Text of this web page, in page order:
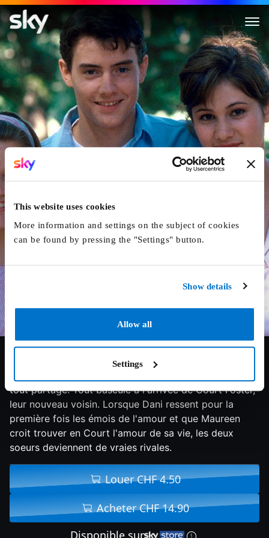
This website uses cookies
More information and settings on the subject of cookies
can be found by pressing the "Settings" button.
Show details
Allow all
Settings
Un Été En Louisiane
7.4/10 1991 96 min Drame
tout partagé. Tout bascule à l'arrivée de Court Foster,
leur nouveau voisin. Lorsque Dani ressent pour la
première fois les émois de l'amour et que Maureen
croit trouver en Court l'amour de sa vie, les deux
soeurs deviennent de vraies rivales.
Louer CHF 4.50
Acheter CHF 14.90
Disponible sur